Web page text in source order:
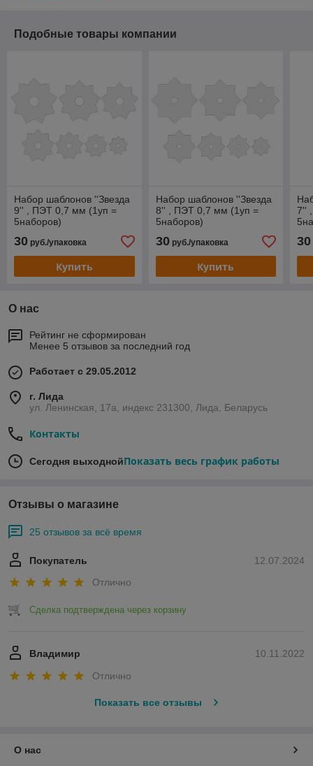
Подобные товары компании
Набор шаблонов ''Звезда
9'' , ПЭТ 0,7 мм (1уп =
5наборов)
30 руб./упаковка
Купить
Набор шаблонов ''Звезда
8'' , ПЭТ 0,7 мм (1уп =
5наборов)
30руб./упаковка
Купить
7''
30
О нас
Рейтинг не сформирован
Менее 5 отзывов за последний год
Работает с 29.05.2012
г. Лида
ул. Ленинская, 17а, индекс 231300, Лида, Беларусь
Контакты
Сегодня выходнойПоказать весь график работы
Отзывы о магазине
25 отзывов за всё время
12.07.2024
Покупатель
Отлично
Сделка подтверждена через корзину
10.11.2022
Владимир
Отлично
Показать все отзывы
О нас